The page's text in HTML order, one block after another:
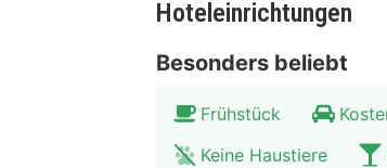
Hoteleinrichtungen
Besonders beliebt
Frühstück
Keine Haustiere